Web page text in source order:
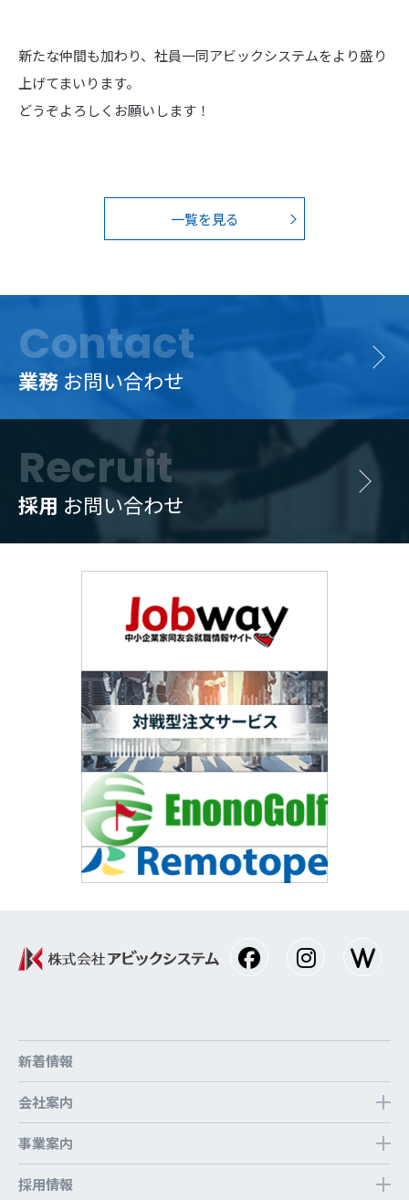
新たな仲間も加わり、社員一同アビックシステムをより盛り
上げてまいります。
どうぞよろしくお願いします！
一覧を見る
Contact
業務 お問い合わせ
Recruit
採用 お問い合わせ
新着情報
会社案内
事業案内
採⽤情報